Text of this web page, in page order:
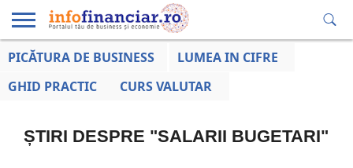
EDUCAȚIE
LA ZI
AFACERILOR
PICĂTURA DE BUSINESS
LUMEA IN CIFRE
GHID PRACTIC
CURS VALUTAR
ȘTIRI DESPRE "SALARII BUGETARI"